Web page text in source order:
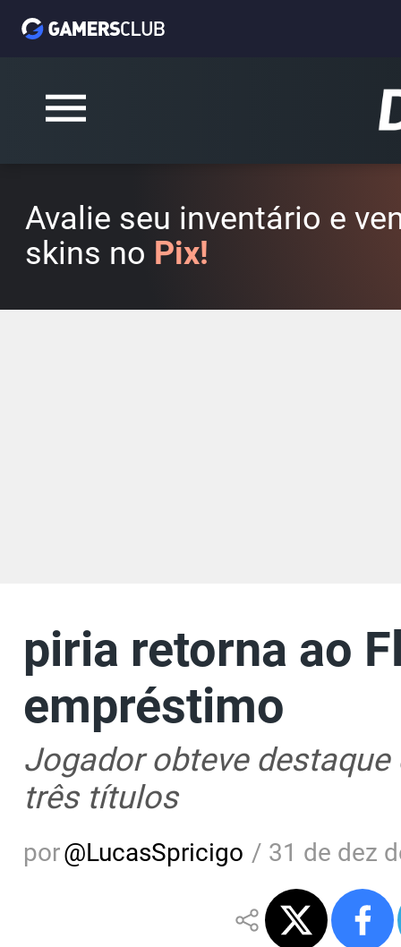
Avalie seu inventário e
skins no Pix!
piria retorna ao
empréstimo
Jogador obteve
três títulos
por@LucasSpricigo / 31 de dez